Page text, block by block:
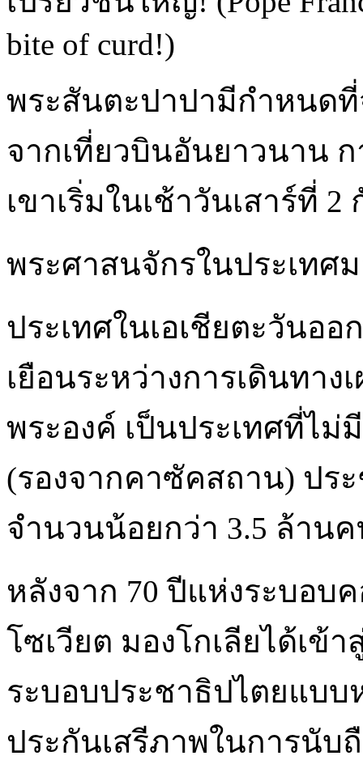
bite of curd!)
พระสันตะปาปามีกำหนด
จากเที่ยวบินอันยาวนาน
เขาเริ่มในเช้าวันเสาร์ที่ 2
พระศาสนจักรในประเทศม
ประเทศในเอเชียตะวันอ
เยือนระหว่างการเดินทา
พระองค์ เป็นประเทศที่ไ
(รองจากคาซัคสถาน) ปร
จำนวนน้อยกว่า 3.5 ล้าน
หลังจาก 70 ปีแห่งระบอบ
โซเวียต มองโกเลียได้เข้
ระบอบประชาธิปไตยแบ
ประกันเสรีภาพในการนับ